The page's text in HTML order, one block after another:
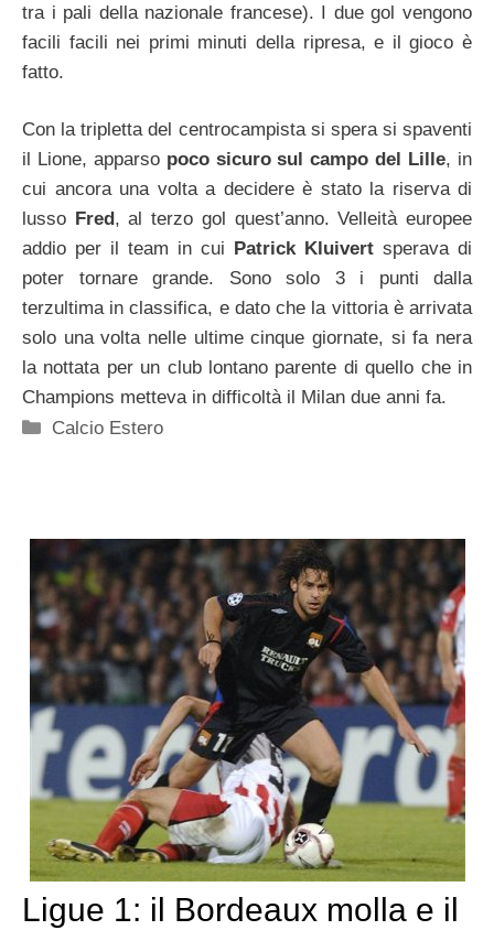
tra i pali della nazionale francese). I due gol vengono
facili facili nei primi minuti della ripresa, e il gioco è
fatto.
Con la tripletta del centrocampista si spera si spaventi
il Lione, apparso poco sicuro sul campo del Lille, in
cui ancora una volta a decidere è stato la riserva di
lusso Fred , al terzo gol quest’anno. Velleità europee
addio per il team in cui
Patrick Kluivert sperava di
poter tornare grande. Sono solo 3 i punti dalla
terzultima in classifica, e dato che la vittoria è arrivata
solo una volta nelle ultime cinque giornate, si fa nera
la nottata per un club lontano parente di quello che in
Champions metteva in difficoltà il Milan due anni fa.
Categorie
Calcio Estero
Ligue 1: il Bordeaux molla e il